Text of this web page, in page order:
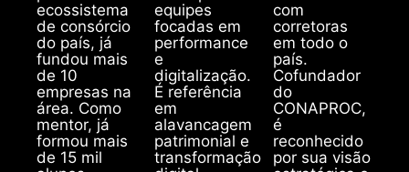
ecossistema
de consórcio
do país, já
fundou mais
de 10
empresas na
área. Como
mentor, já
formou mais
de 15 mil
equipes
focadas em
performance
e
digitalização.
É referência
em
alavancagem
patrimonial e
transformação
com
corretoras
em todo o
país.
Cofundador
do
CONAPROC,
é
reconhecido
por sua visão